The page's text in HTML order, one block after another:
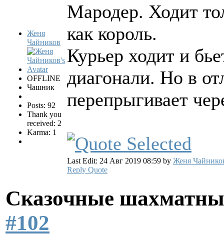
Женя
Чайников
OFFLINE
Чашник
Posts: 92
Thank you
received: 2
Karma: 1
Мародер. Ходит
как король.
Курьер ходит и
диагонали. Но в
перепрыгивает
Last Edit: 24 Авг 2019 08:59 by Женя
Reply Quote
Сказочные
#102